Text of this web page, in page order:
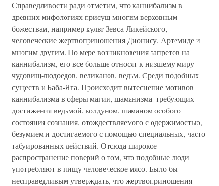
Справедливости ради отметим, что каннибализм в
древних мифологиях присущ многим верховным
божествам, например культ Зевса Ликейского,
человеческие жертвоприношения Дионису, Артемиде и
многим другим. По мере возникновения запретов на
каннибализм, его все больше относят к низшему миру
чудовищ-людоедов, великанов, ведьм. Среди подобных
существ и Баба-Яга. Происходит вытеснение мотивов
каннибализма в сферы магии, шаманизма, требующих
достижения ведьмой, колдуном, шаманом особого
состояния сознания, отождествляемого с одержимостью,
безумием и достигаемого с помощью специальных, часто
табуированных действий. Отсюда широкое
распространение поверий о том, что подобные люди
употребляют в пищу человеческое мясо. Было бы
несправедливым утверждать, что жертвоприношения